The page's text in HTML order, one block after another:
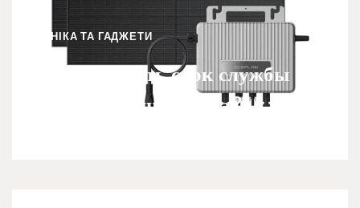
ТЕХНІКА ТА ГАДЖЕТИ
Как увеличить срок службы
солнечного инвертора?